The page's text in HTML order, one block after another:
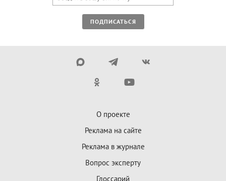
ПОДПИСАТЬСЯ
О проекте
Реклама на сайте
Реклама в журнале
Вопрос эксперту
Глоссарий